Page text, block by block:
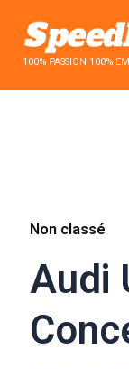
contenu100% PASSION 100%
Non classé
Audi